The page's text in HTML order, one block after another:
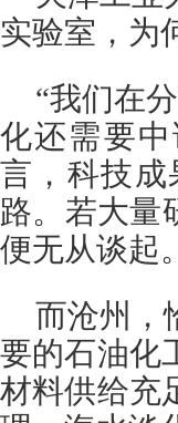
实验室，为
“我们在
化还需要
言，科技
路。若大量
便无从谈起。
而沧州，
要的石油化
材料供给充